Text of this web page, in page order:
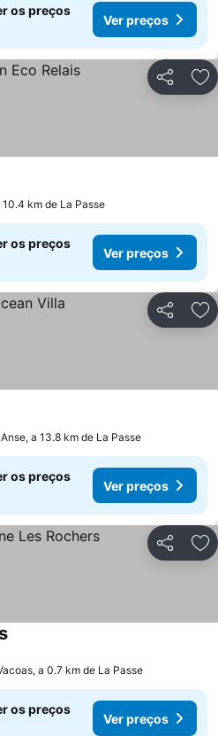
os preços
Ver preços
Partilhar
10.4 km de La Passe
os preços
Ver preços
Partilhar
a 13.8 km de La Passe
os preços
Ver preços
Partilhar
a 0.7 km de La Passe
os preços
Ver preços